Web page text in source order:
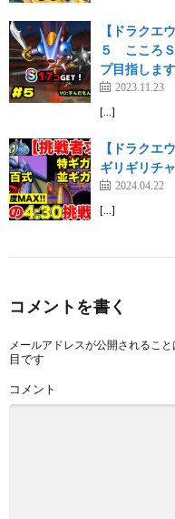
【ドラクエ
５ こころＳ
プ目指しま
2023.11.23
[…]
【ドラクエ
ギリギリチ
2024.04.22
[…]
コメントを書く
メールアドレスが公開されること
目です
コメント